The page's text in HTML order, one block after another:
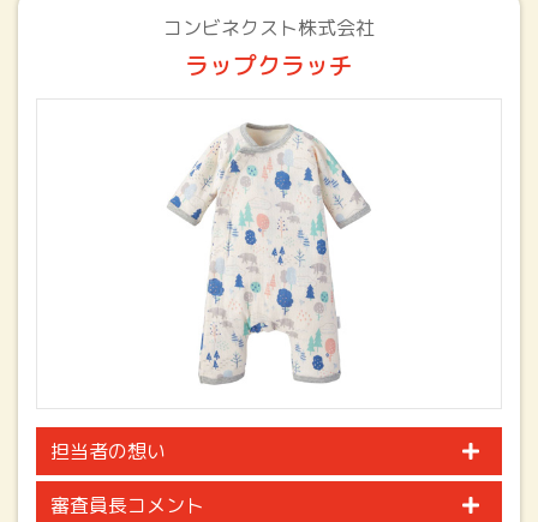
コンビネクスト株式会社
ラップクラッチ
担当者の想い
審査員長コメント